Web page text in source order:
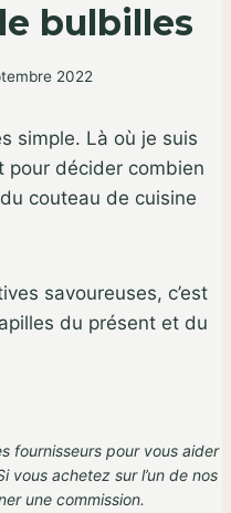
bulbilles
2022
simple. Là où je suis
pour décider combien
couteau de cuisine
savoureuses, c’est
du présent et du
fournisseurs pour vous aider
vous achetez sur l’un de nos
une commission.